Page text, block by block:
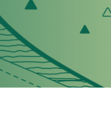
Orienteerujale
Eesti
Toetamine